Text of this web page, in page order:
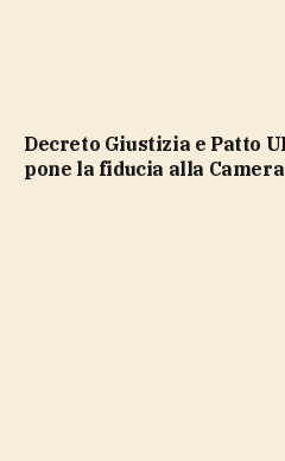
Decreto Giustizia e Patto UE Migranti: il Governo
pone la fiducia alla Camera